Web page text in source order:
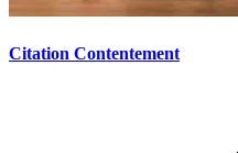
Citation Contentement